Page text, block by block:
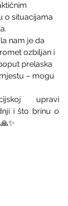
o situacijama
nam je da
ozbiljan i
prelaska
– mogu
upravi
i što brinu o